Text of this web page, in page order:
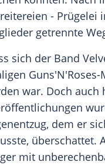
- Prügelei
getrennte
sich der Band
war. Doch auch
, dem er
überschattet.
mit